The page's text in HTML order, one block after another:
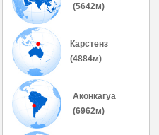
(5642м)
Карстенз
(4884м)
Аконкагуа
(6962м)